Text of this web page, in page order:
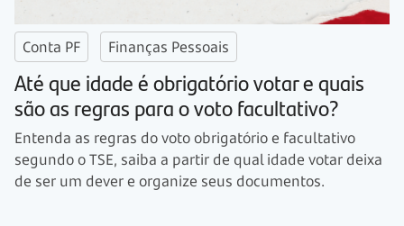
Conta PF Finanças Pessoais
Até que idade é obrigatório votar e quais
são as regras para o voto facultativo?
Entenda as regras do voto obrigatório e facultativo
segundo o TSE, saiba a partir de qual idade votar deixa
de ser um dever e organize seus documentos.